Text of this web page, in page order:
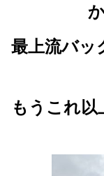
最上流バッ
もうこれ